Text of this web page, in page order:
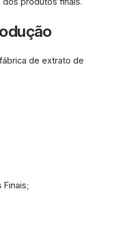
de extrato de
Finais;